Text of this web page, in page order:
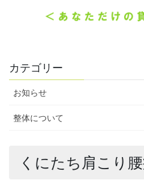
カテゴリー
お知らせ
整体について
くにたち肩こり